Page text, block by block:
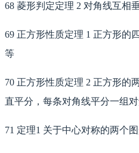
68 菱形判定定理 2 对角线互相
69 正方形性质定理 1 正方形的
等
70 正方形性质定理 2 正方形的
直平分，每条对角线平分一组对
71 定理1 关于中心对称的两个